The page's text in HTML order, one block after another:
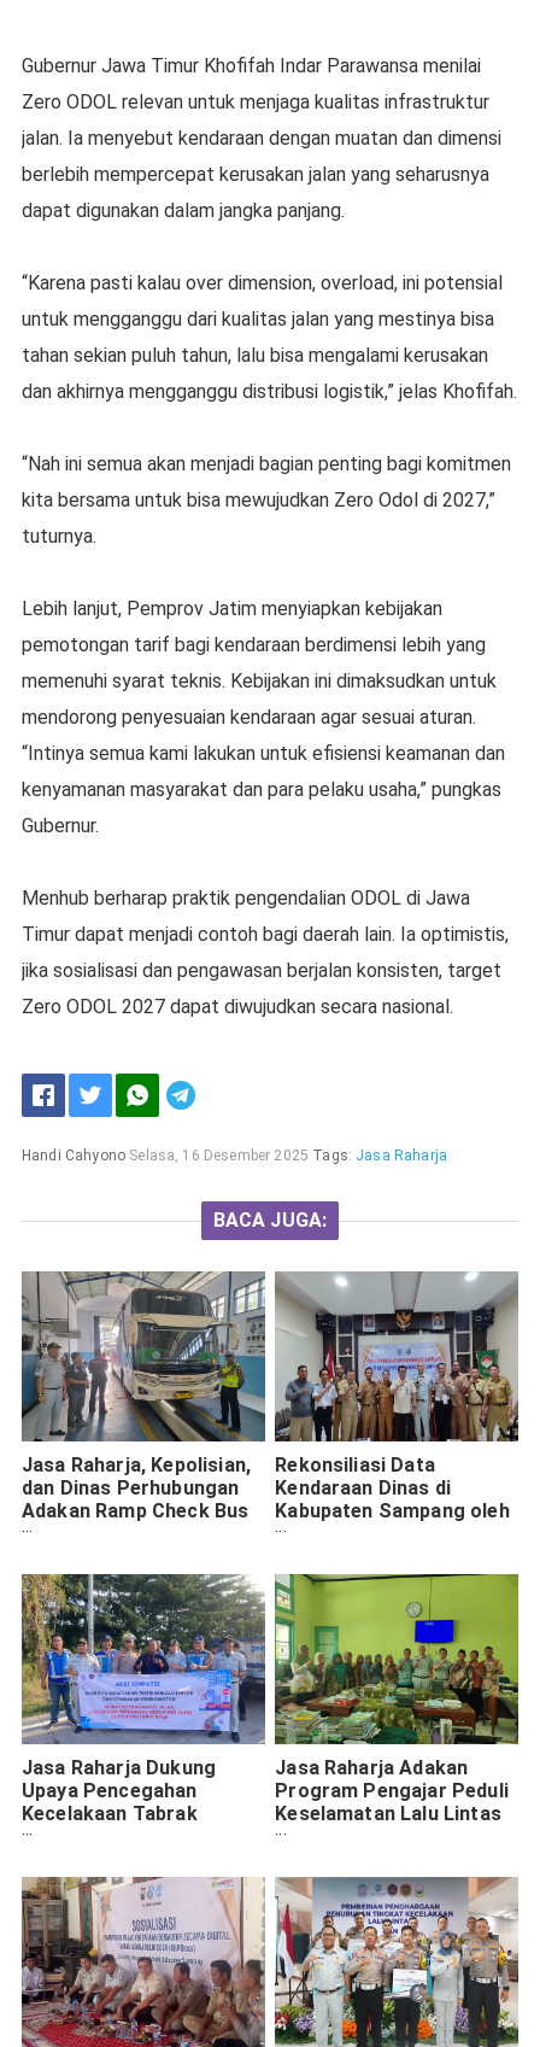
Gubernur Jawa Timur Khofifah Indar Parawansa menilai
Zero ODOL relevan untuk menjaga kualitas infrastruktur
jalan. Ia menyebut kendaraan dengan muatan dan dimensi
berlebih mempercepat kerusakan jalan yang seharusnya
dapat digunakan dalam jangka panjang.
“Karena pasti kalau over dimension, overload, ini potensial
untuk mengganggu dari kualitas jalan yang mestinya bisa
tahan sekian puluh tahun, lalu bisa mengalami kerusakan
dan akhirnya mengganggu distribusi logistik,” jelas Khofifah.
“Nah ini semua akan menjadi bagian penting bagi komitmen
kita bersama untuk bisa mewujudkan Zero Odol di 2027,”
tuturnya.
Lebih lanjut, Pemprov Jatim menyiapkan kebijakan
pemotongan tarif bagi kendaraan berdimensi lebih yang
memenuhi syarat teknis. Kebijakan ini dimaksudkan untuk
mendorong penyesuaian kendaraan agar sesuai aturan.
“Intinya semua kami lakukan untuk efisiensi keamanan dan
kenyamanan masyarakat dan para pelaku usaha,” pungkas
Gubernur.
Menhub berharap praktik pengendalian ODOL di Jawa
Timur dapat menjadi contoh bagi daerah lain. Ia optimistis,
jika sosialisasi dan pengawasan berjalan konsisten, target
Zero ODOL 2027 dapat diwujudkan secara nasional.
Handi Cahyono Selasa, 16 Desember 2025 Tags: Jasa Raharja
BACA JUGA:
Jasa Raharja, Kepolisian,
dan Dinas Perhubungan
Adakan Ramp Check Bus
Pengantar Jemaah Haji di
Rekonsiliasi Data
Kendaraan Dinas di
Kabupaten Sampang oleh
Jasa Raharja dan UPT
Jasa Raharja Dukung
Upaya Pencegahan
Kecelakaan Tabrak
Belakang di Tol Gempol
Jasa Raharja Adakan
Program Pengajar Peduli
Keselamatan Lalu Lintas
di MAN 2 Pamekasan
di Usia Produktif